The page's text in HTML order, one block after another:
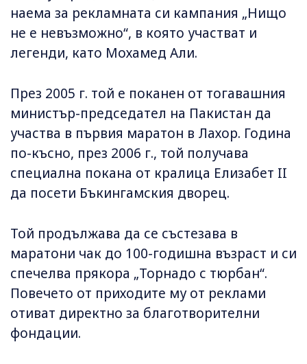
наема за рекламната си кампания „Нищо
не е невъзможно“, в която участват и
легенди, като Мохамед Али.
През 2005 г. той е поканен от тогавашния
министър-председател на Пакистан да
участва в първия маратон в Лахор. Година
по-късно, през 2006 г., той получава
специална покана от кралица Елизабет II
да посети Бъкингамския дворец.
Той продължава да се състезава в
маратони чак до 100-годишна възраст и си
спечелва прякора „Торнадо с тюрбан“.
Повечето от приходите му от реклами
отиват директно за благотворителни
фондации.